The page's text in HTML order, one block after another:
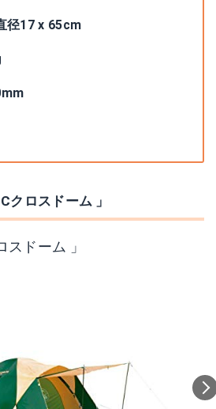
径17 x 65cm
クロスドーム 」
スドーム 」